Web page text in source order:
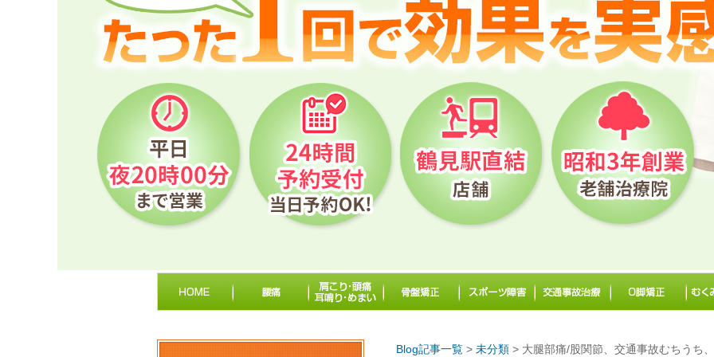
Blog記事一覧 > 未分類 > 大腿部痛/股関節、交通事故むちうち